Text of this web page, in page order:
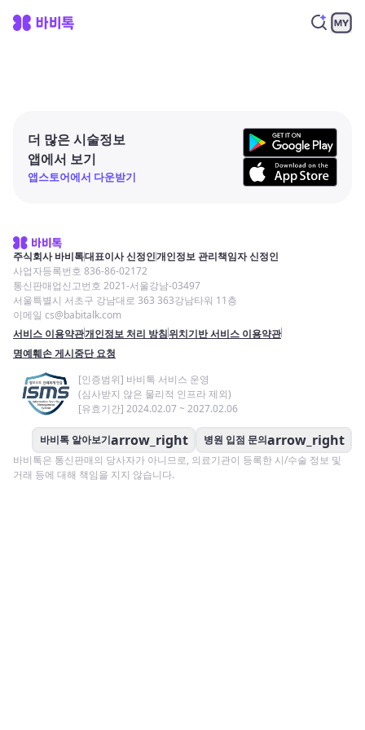
더 많은 시술정보
앱에서 보기
앱스토어에서 다운받기
주식회사 바비톡대표이사 신정인개인정보 관리책임자 신정인
사업자등록번호 836-86-02172
통신판매업신고번호 2021-서울강남-03497
서울특별시 서초구 강남대로 363 363강남타워 11층
이메일 cs@babitalk.com
서비스 이용약관개인정보 처리 방침위치기반 서비스 이용약관
명예훼손 게시중단 요청
[인증범위] 바비톡 서비스 운영
(심사받지 않은 물리적 인프라 제외)
[유효기간] 2024.02.07 ~ 2027.02.06
바비톡 알아보기arrow_right 병원 입점 문의arrow_right
바비톡은 통신판매의 당사자가 아니므로, 의료기관이 등록한 시/수술 정보 및
거래 등에 대해 책임을 지지 않습니다.